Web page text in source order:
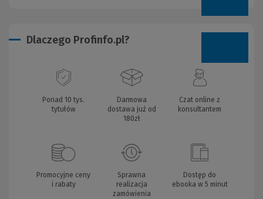
Dlaczego Profinfo.pl?
Ponad 10 tys.
tytułów
Darmowa
dostawa już od
180zł
Czat online z
konsultantem
Promocyjne ceny
i rabaty
Sprawna
realizacja
zamówienia
Dostęp do
ebooka w 5 minut